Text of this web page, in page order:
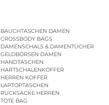
BAUCHTASCHEN DAMEN
CROSSBODY BAGS
DAMENSCHALS & DAMENTÜCHER
GELDBÖRSEN DAMEN
HANDTASCHEN
HARTSCHALENKOFFER
HERREN KOFFER
LAPTOPTASCHEN
RUCKSÄCKE HERREN
TOTE BAG